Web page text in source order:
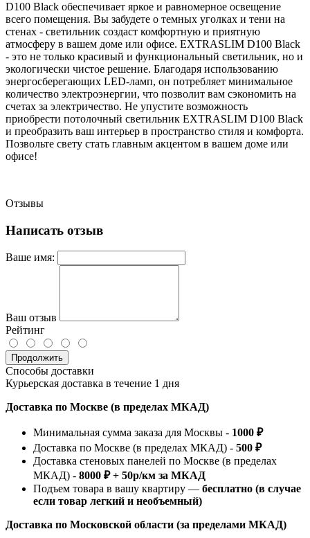
D100 Black обеспечивает яркое и равномерное освещение
всего помещения. Вы забудете о темных уголках и тени на
стенах - светильник создаст комфортную и приятную
атмосферу в вашем доме или офисе. EXTRASLIM D100 Black
- это не только красивый и функциональный светильник, но и
экологически чистое решение. Благодаря использованию
энергосберегающих LED-ламп, он потребляет минимальное
количество электроэнергии, что позволит вам сэкономить на
счетах за электричество. Не упустите возможность
приобрести потолочный светильник EXTRASLIM D100 Black
и преобразить ваш интерьер в пространство стиля и комфорта.
Позвольте свету стать главным акцентом в вашем доме или
офисе!
Отзывы
Написать отзыв
Ваше имя:
Ваш отзыв
Рейтинг
Продолжить
Способы доставки
Курьерская доставка в течение 1 дня
Доставка по Москве (в пределах МКАД)
Минимальная сумма заказа для Москвы - 1000 ₽
Доставка по Москве (в пределах МКАД) - 500 ₽
Доставка стеновых панелей по Москве (в пределах
МКАД) - 8000 ₽ + 50р/км за МКАД
Подъем товара в вашу квартиру — бесплатно (в случае
если товар легкий и необъемный)
Доставка по Московской области (за пределами МКАД)